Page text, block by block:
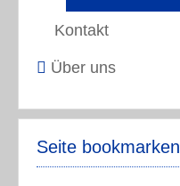
Kontakt
Über uns
Seite bookmarken